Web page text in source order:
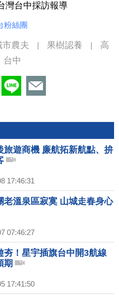
灣台中採訪報導
粉絲團
市農夫 果樹認養
高
台中
旅遊商機 廉航拓新航點、拚
17:46:31
老溫泉區寂寞 山城走春身心
07:46:27
夯！星宇插旗台中開3航線
期
17:41:50